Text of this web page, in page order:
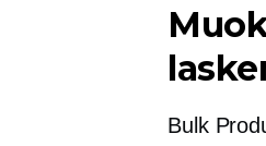
Bulk